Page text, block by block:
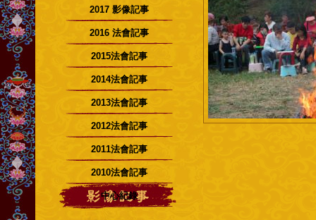
2017 影像記事
2016 法會記事
2015法會記事
2014法會記事
2013法會記事
2012法會記事
2011法會記事
2010法會記事
中心紀錄